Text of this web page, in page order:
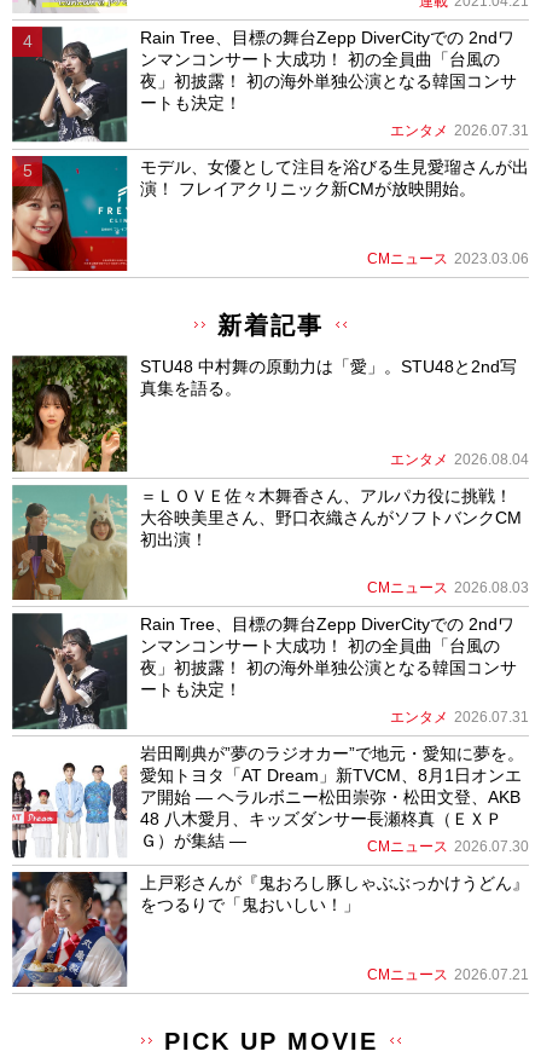
Rain Tree、目標の舞台Zepp DiverCityでの 2ndワ
ンマンコンサート大成功！ 初の全員曲「台風の
夜」初披露！ 初の海外単独公演となる韓国コンサ
ートも決定！
エンタメ 2026.07.31
モデル、女優として注目を浴びる生見愛瑠さんが出
演！ フレイアクリニック新CMが放映開始。
CMニュース 2023.03.06
新着記事
STU48 中村舞の原動力は「愛」。STU48と2nd写
真集を語る。
エンタメ 2026.08.04
＝ＬＯＶＥ佐々木舞香さん、アルパカ役に挑戦！
大谷映美里さん、野口衣織さんがソフトバンクCM
初出演！
CMニュース 2026.08.03
Rain Tree、目標の舞台Zepp DiverCityでの 2ndワ
ンマンコンサート大成功！ 初の全員曲「台風の
夜」初披露！ 初の海外単独公演となる韓国コンサ
ートも決定！
エンタメ 2026.07.31
岩田剛典が”夢のラジオカー”で地元・愛知に夢を。
愛知トヨタ「AT Dream」新TVCM、8月1日オンエ
ア開始 ― ヘラルボニー松田崇弥・松田文登、AKB
48 八木愛月、キッズダンサー長瀬柊真（ＥＸＰ
Ｇ）が集結 ―
CMニュース 2026.07.30
上戸彩さんが『鬼おろし豚しゃぶぶっかけうどん』
をつるりで「鬼おいしい！」
CMニュース 2026.07.21
PICK UP MOVIE